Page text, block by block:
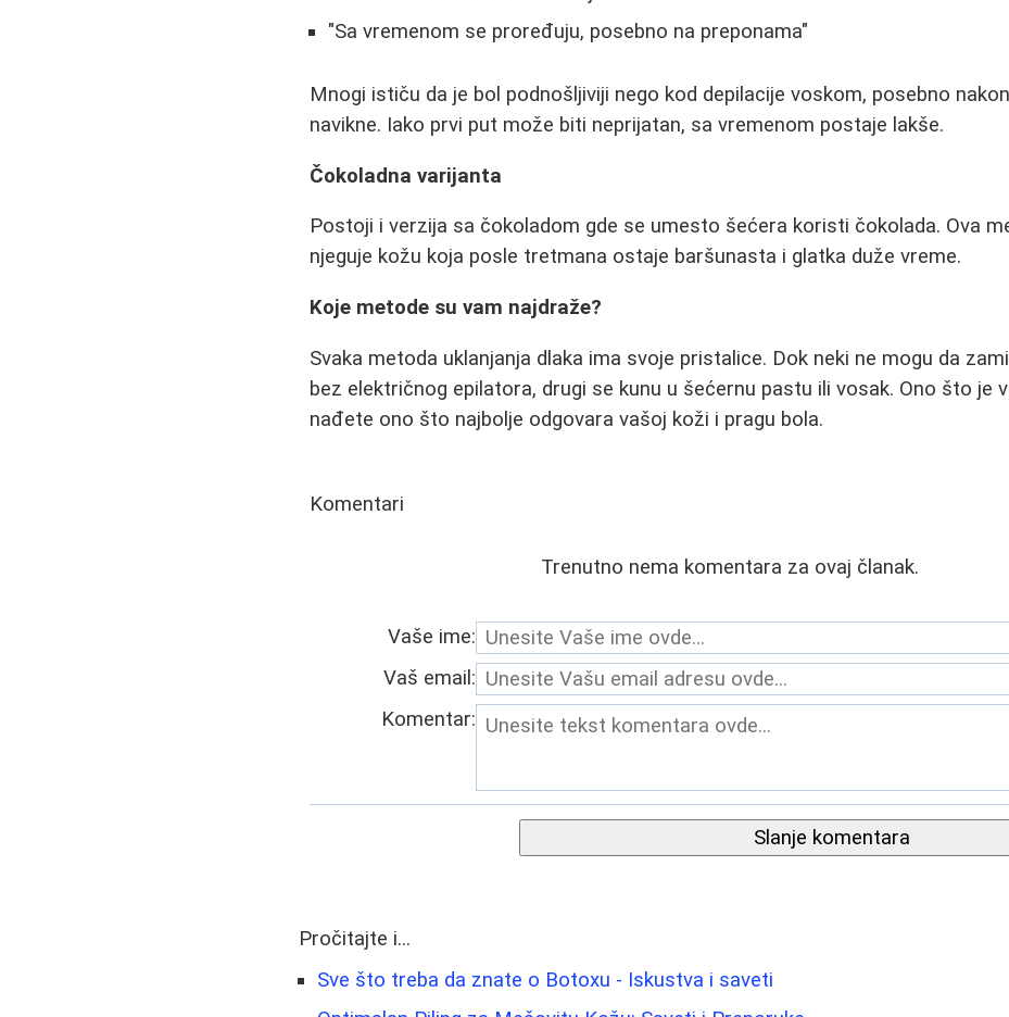
"Sa vremenom se proređuju, posebno na preponama"
Mnogi ističu da je bol podnošljiviji nego kod depilacije voskom, posebno
navikne. Iako prvi put može biti neprijatan, sa vremenom postaje lakše.
Čokoladna varijanta
Postoji i verzija sa čokoladom gde se umesto šećera koristi čokolada. Ova
njeguje kožu koja posle tretmana ostaje baršunasta i glatka duže vreme.
Koje metode su vam najdraže?
Svaka metoda uklanjanja dlaka ima svoje pristalice. Dok neki ne mogu da
bez električnog epilatora, drugi se kunu u šećernu pastu ili vosak. Ono što je
nađete ono što najbolje odgovara vašoj koži i pragu bola.
Komentari
Trenutno nema komentara za ovaj članak.
Vaše ime:
Vaš email:
Komentar:
Slanje komentara
Pročitajte i...
Sve što treba da znate o Botoxu - Iskustva i saveti